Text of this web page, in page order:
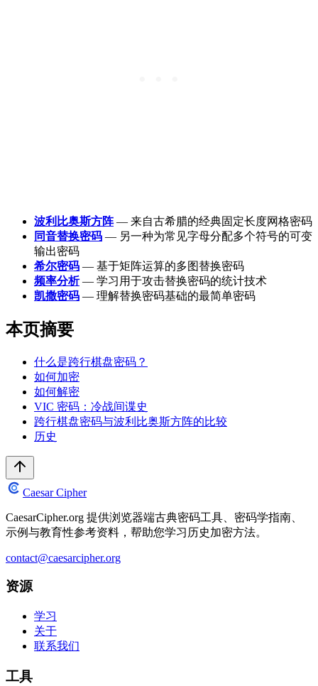
波利比奥斯方阵— 来自古希腊的经典固定长度网格密码
同音替换密码 — 另一种为常见字母分配多个符号的可变
输出密码
希尔密码 — 基于矩阵运算的多图替换密码
频率分析— 学习用于攻击替换密码的统计技术
凯撒密码 — 理解替换密码基础的最简单密码
本页摘要
什么是跨行棋盘密码？
如何加密
如何解密
VIC 密码：冷战间谍史
跨行棋盘密码与波利比奥斯方阵的比较
历史
Caesar Cipher
CaesarCipher.org 提供浏览器端古典密码工具、密码学指南、
示例与教育性参考资料，帮助您学习历史加密方法。
contact@caesarcipher.org
资源
学习
关于
联系我们
工具